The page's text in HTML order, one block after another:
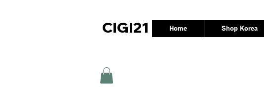
Home Shop Korea
CIGI21